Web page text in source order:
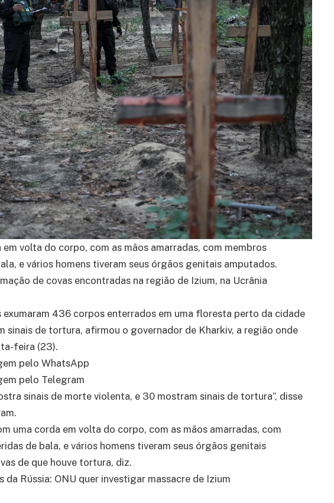
volta do corpo, com as mãos amarradas, com membros
e vários homens tiveram seus órgãos genitais amputados.
de covas encontradas na região de Izium, na Ucrânia
exumaram 436 corpos enterrados em uma floresta perto da cidade
sinais de tortura, afirmou o governador de Kharkiv, a região onde
feira (23).
pelo WhatsApp
pelo Telegram
sinais de morte violenta, e 30 mostram sinais de tortura”, disse
uma corda em volta do corpo, com as mãos amarradas, com
de bala, e vários homens tiveram seus órgãos genitais
de que houve tortura, diz.
da Rússia: ONU quer investigar massacre de Izium